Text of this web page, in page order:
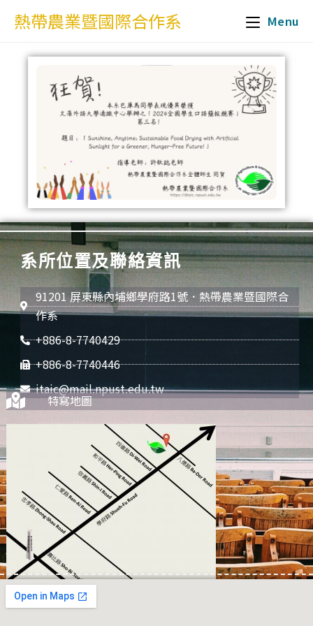
熱帶農業暨國際合作系 Menu
系所位置及聯絡資訊
91201 屏東縣內埔鄉學府路1號．熱帶農業暨國際合
作系
+886-8-7740429
+886-8-7740446
itaic@mail.npust.edu.tw
特寫地圖